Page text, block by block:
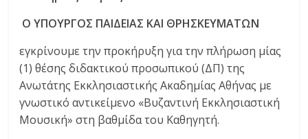
Ο ΥΠΟΥΡΓΟΣ ΠΑΙΔΕΙΑΣ ΚΑΙ ΘΡΗΣΚΕΥΜΑΤΩΝ
εγκρίνουμε την προκήρυξη για την πλήρωση μίας
(1) θέσης διδακτικού προσωπικού (ΔΠ) της
Ανωτάτης Εκκλησιαστικής Ακαδημίας Αθήνας με
γνωστικό αντικείμενο «Βυζαντινή Εκκλησιαστική
Μουσική» στη βαθμίδα του Καθηγητή.